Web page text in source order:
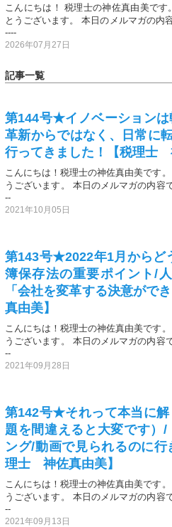
こんにちは！ 税理士の神佐真由美で
とうございます。 本日のメルマガの内
----
2026年07月27日
記事一覧
第144号★イノベーション
革新からではなく、日常に
行ってきました！【税理士
こんにちは！税理士の神佐真由美です
うございます。 本日のメルマガの内容
--
2021年10月05日
第143号★2022年1月からど
簿保存法の重要ポイント/
「会社を変革する決意が
真由美】
こんにちは！税理士の神佐真由美です
うございます。 本日のメルマガの内容
--
2021年09月28日
第142号★それって本当に解
題を間違えると大変です）
ング/動画で見られるのに
理士 神佐真由美】
こんにちは！税理士の神佐真由美です
うございます。 本日のメルマガの内容
--
2021年09月13日